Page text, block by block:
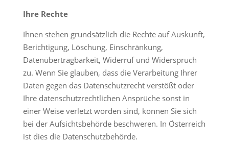
Ihre Rechte
Ihnen stehen grundsätzlich die Rechte auf Auskunft,
Berichtigung, Löschung, Einschränkung,
Datenübertragbarkeit, Widerruf und Widerspruch
zu. Wenn Sie glauben, dass die Verarbeitung Ihrer
Daten gegen das Datenschutzrecht verstößt oder
Ihre datenschutzrechtlichen Ansprüche sonst in
einer Weise verletzt worden sind, können Sie sich
bei der Aufsichtsbehörde beschweren. In Österreich
ist dies die Datenschutzbehörde.